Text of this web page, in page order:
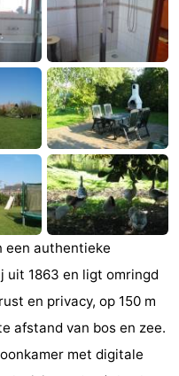
een authentieke
uit 1863 en ligt omringd
en privacy, op 150 m
afstand van bos en zee.
met digitale